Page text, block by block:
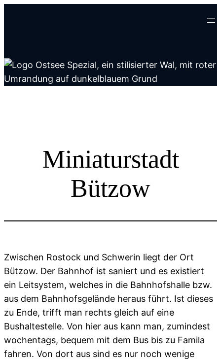
Miniaturstadt
Bützow
Zwischen Rostock und Schwerin liegt der Ort
Bützow. Der Bahnhof ist saniert und es existiert
ein Leitsystem, welches in die Bahnhofshalle bzw.
aus dem Bahnhofsgelände heraus führt. Ist dieses
zu Ende, trifft man rechts gleich auf eine
Bushaltestelle. Von hier aus kann man, zumindest
wochentags, bequem mit dem Bus bis zu Famila
fahren. Von dort aus sind es nur noch wenige